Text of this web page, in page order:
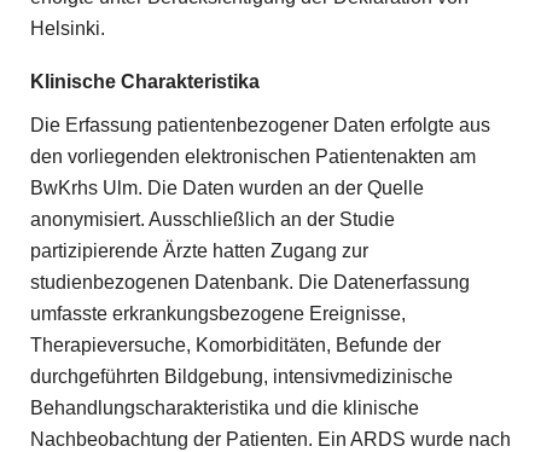
Helsinki.
Klinische Charakteristika
Die Erfassung patientenbezogener Daten erfolgte aus
den vorliegenden elektronischen Patientenakten am
BwKrhs Ulm. Die Daten wurden an der Quelle
anonymisiert. Ausschließlich an der Studie
partizipierende Ärzte hatten Zugang zur
studienbezogenen Datenbank. Die Datenerfassung
umfasste erkrankungsbezogene Ereignisse,
Therapieversuche, Komorbiditäten, Befunde der
durchgeführten Bildgebung, intensivmedizinische
Behandlungscharakteristika und die klinische
Nachbeobachtung der Patienten. Ein ARDS wurde nach